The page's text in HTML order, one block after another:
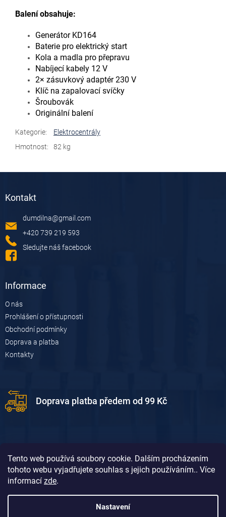
Tento web používá soubory cookie. Dalším procházením
tohoto webu vyjadřujete souhlas s jejich používáním.. Více
informací zde.
Nastavení
Balení obsahuje:
Generátor KD164
Baterie pro elektrický start
Kola a madla pro přepravu
Nabíjecí kabely 12 V
2× zásuvkový adaptér 230 V
Klíč na zapalovací svíčky
Šroubovák
Originální balení
Kategorie:
Elektrocentrály
Hmotnost: 82 kg
Kontakt
dumdilna@gmail.com
+420 739 219 593
Sledujte náš facebook
Informace
O nás
Prohlášení o přístupnosti
Obchodní podmínky
Doprava a platba
Kontakty
Doprava platba předem od 99 Kč
Doprava platba dobírkou od 119 Kč